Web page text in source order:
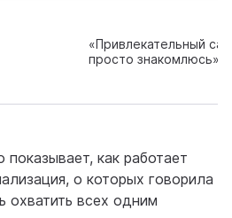
«Привлекательный
просто знакомлюсь»
показывает, как работает
о которых говорила
охватить всех одним